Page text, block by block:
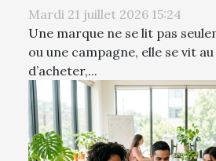
Mardi 21 juillet 2026 15:24
Une marque ne se lit pas
ou une campagne, elle se vit
d’acheter,...